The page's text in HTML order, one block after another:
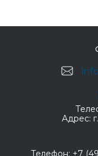
Адрес:
Телефон: +7